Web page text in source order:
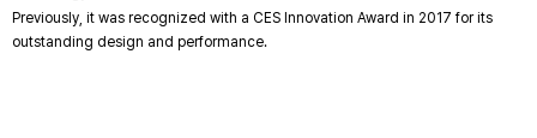
Previously, it was recognized with a CES Innovation Award in 2017 for its
outstanding design and performance.